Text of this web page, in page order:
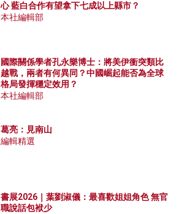
心 藍白合作有望拿下七成以上縣市？
本社編輯部
國際關係學者孔永樂博士：將美伊衝突類比
越戰，兩者有何異同？中國崛起能否為全球
格局發揮穩定效用？
本社編輯部
葛亮：見南山
編輯精選
書展2026｜葉劉淑儀：最喜歡姐姐角色 無官
職說話包袱少